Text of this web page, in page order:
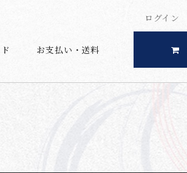
ログイン
お支払い・送料